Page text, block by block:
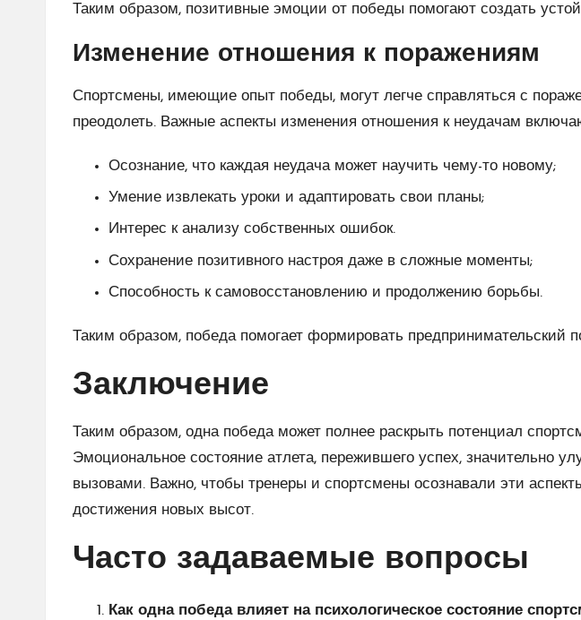
Таким образом, позитивные эмоции от победы помогают создать
Изменение отношения к поражениям
Спортсмены, имеющие опыт победы, могут легче справляться с
преодолеть. Важные аспекты изменения отношения к неудачам
Осознание, что каждая неудача может научить чему-то новому;
Умение извлекать уроки и адаптировать свои планы;
Интерес к анализу собственных ошибок.
Сохранение позитивного настроя даже в сложные моменты;
Способность к самовосстановлению и продолжению борьбы.
Таким образом, победа помогает формировать предпринимательский
Заключение
Таким образом, одна победа может полнее раскрыть потенциал
Эмоциональное состояние атлета, пережившего успех, значительно
вызовами. Важно, чтобы тренеры и спортсмены осознавали эти
достижения новых высот.
Часто задаваемые вопросы
Как одна победа влияет на психологическое состояние